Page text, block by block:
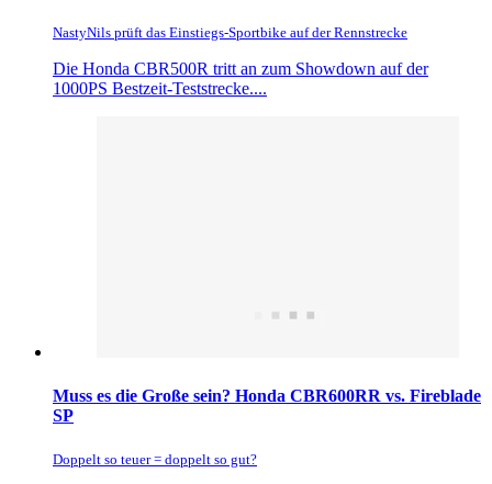
NastyNils prüft das Einstiegs-Sportbike auf der Rennstrecke
Die Honda CBR500R tritt an zum Showdown auf der
1000PS Bestzeit-Teststrecke....
Muss es die Große sein? Honda CBR600RR vs. Fireblade
SP
Doppelt so teuer = doppelt so gut?